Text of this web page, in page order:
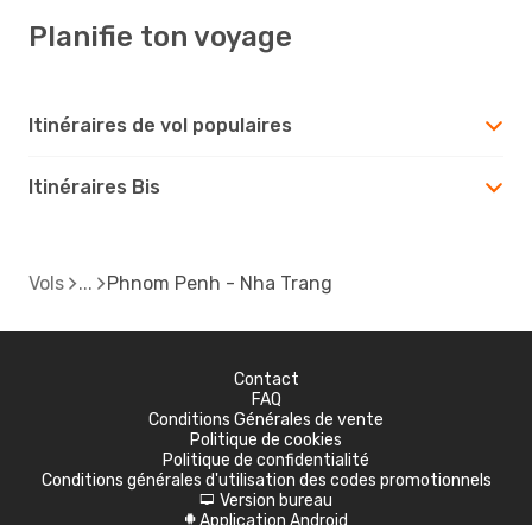
Planifie ton voyage
Itinéraires de vol populaires
Itinéraires Bis
Vols Phnom Penh - Nha Trang
Contact
FAQ
Conditions Générales de vente
Politique de cookies
Politique de confidentialité
Conditions générales d'utilisation des codes promotionnels
d Version bureau
A Application Android